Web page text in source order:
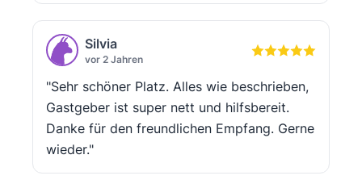
Silvia
vor 2 Jahren
"Sehr schöner Platz. Alles wie beschrieben,
Gastgeber ist super nett und hilfsbereit.
Danke für den freundlichen Empfang. Gerne
wieder."